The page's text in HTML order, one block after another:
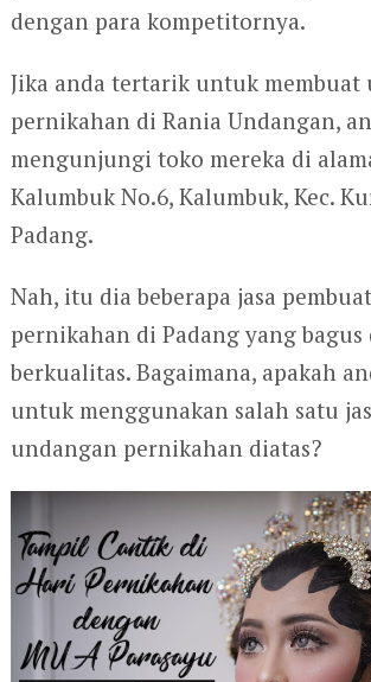
dengan para kompetitornya.
Jika anda tertarik untuk membuat
pernikahan di Rania Undangan,
mengunjungi toko mereka di
Kalumbuk No.6, Kalumbuk, Kec.
Padang.
Nah, itu dia beberapa jasa
pernikahan di Padang yang bagus
berkualitas. Bagaimana, apakah
untuk menggunakan salah satu
undangan pernikahan diatas?